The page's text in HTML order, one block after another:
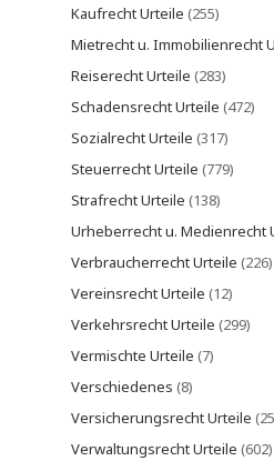
Kaufrecht Urteile (255)
Mietrecht u. Immobilienrecht
Reiserecht Urteile (283)
Schadensrecht Urteile (472)
Sozialrecht Urteile (317)
Steuerrecht Urteile (779)
Strafrecht Urteile (138)
Urheberrecht u. Medienrecht
Verbraucherrecht Urteile (226)
Vereinsrecht Urteile (12)
Verkehrsrecht Urteile (299)
Vermischte Urteile (7)
Verschiedenes (8)
Versicherungsrecht Urteile
Verwaltungsrecht Urteile (602)